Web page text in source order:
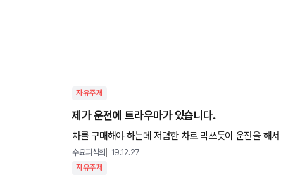
자유주제
제가 운전에 트라우마가 있습니다.
차를 구매해야 하는데 저렴한 차로 막쓰듯이 운전을 해서 트라우마를 극복해야
수요피식회 19.12.27
자유주제